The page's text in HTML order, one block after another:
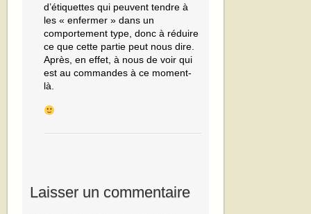
d’étiquettes qui peuvent tendre à
les « enfermer » dans un
comportement type, donc à réduire
ce que cette partie peut nous dire.
Après, en effet, à nous de voir qui
est au commandes à ce moment-
là.
Laisser un commentaire